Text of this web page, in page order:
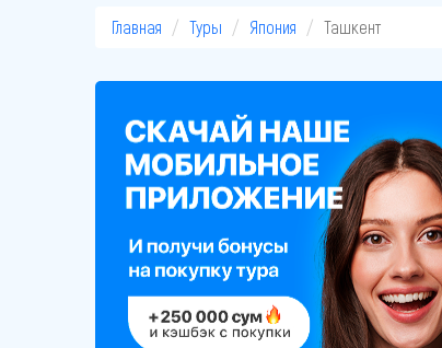
Главная Туры Япония Ташкент